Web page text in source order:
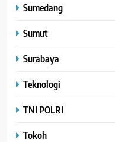
Sumedang
Sumut
Surabaya
Teknologi
TNI POLRI
Tokoh